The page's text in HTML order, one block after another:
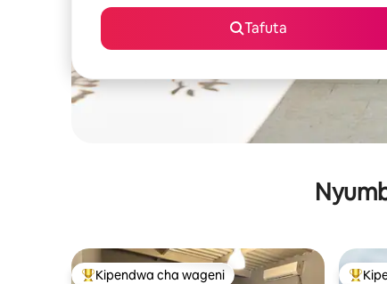
Tafuta
Kipendwa cha wageni